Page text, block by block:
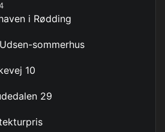
i Rødding
sommerhus
10
29